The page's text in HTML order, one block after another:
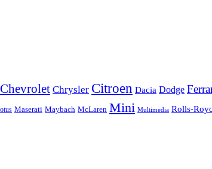
Chevrolet Chrysler Citroen Dacia Dodge
Maserati Maybach McLaren Mini Multimedia Rolls-